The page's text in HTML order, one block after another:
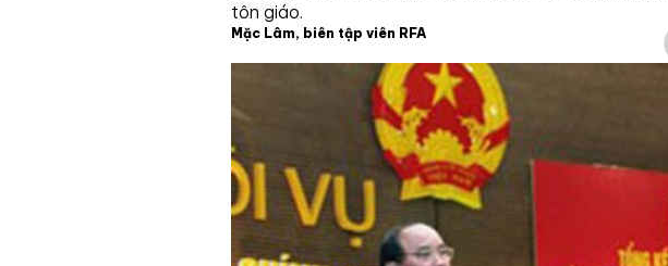
tôn giáo.
Mặc Lâm, biên tập viên RFA